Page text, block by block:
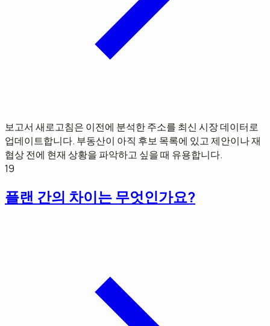
보고서 새로고침은 이전에 분석한 주소를 최신 시장 데이터로
업데이트합니다. 부동산이 아직 후보 목록에 있고 제안이나 재
협상 전에 현재 상황을 파악하고 싶을 때 유용합니다.
19
플랜 간의 차이는 무엇인가요?